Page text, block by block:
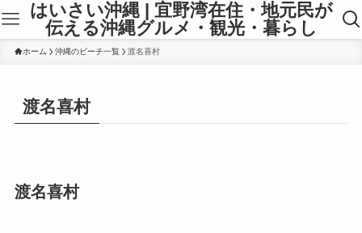
はいさい沖縄 | 宜野湾在住・地元民が
伝える沖縄グルメ・観光・暮らし
ホーム 沖縄のビーチ一覧 渡名喜村
渡名喜村
渡名喜村